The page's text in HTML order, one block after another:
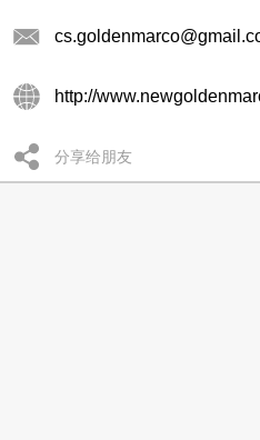
http://
分享给朋友